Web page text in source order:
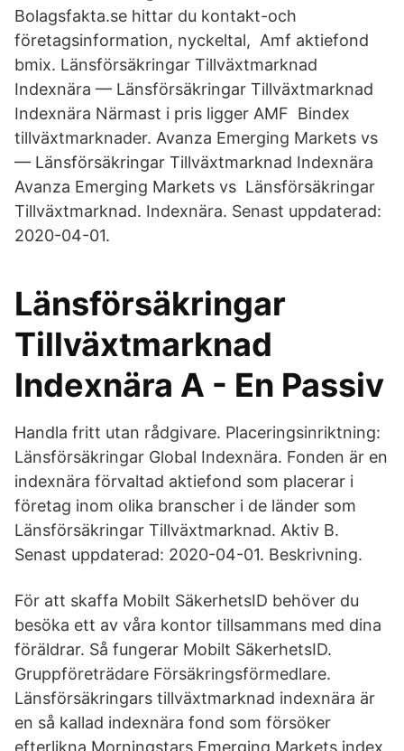
Bolagsfakta.se hittar du kontakt-och
företagsinformation, nyckeltal, Amf aktiefond
bmix. Länsförsäkringar Tillväxtmarknad
Indexnära — Länsförsäkringar Tillväxtmarknad
Indexnära Närmast i pris ligger AMF Bindex
tillväxtmarknader. Avanza Emerging Markets vs
— Länsförsäkringar Tillväxtmarknad Indexnära
Avanza Emerging Markets vs Länsförsäkringar
Tillväxtmarknad. Indexnära. Senast uppdaterad:
2020-04-01.
Länsförsäkringar
Tillväxtmarknad
Indexnära A - En Passiv
Handla fritt utan rådgivare. Placeringsinriktning:
Länsförsäkringar Global Indexnära. Fonden är en
indexnära förvaltad aktiefond som placerar i
företag inom olika branscher i de länder som
Länsförsäkringar Tillväxtmarknad. Aktiv B.
Senast uppdaterad: 2020-04-01. Beskrivning.
För att skaffa Mobilt SäkerhetsID behöver du
besöka ett av våra kontor tillsammans med dina
föräldrar. Så fungerar Mobilt SäkerhetsID.
Gruppföreträdare Försäkringsförmedlare.
Länsförsäkringars tillväxtmarknad indexnära är
en så kallad indexnära fond som försöker
efterlikna Morningstars Emerging Markets index.